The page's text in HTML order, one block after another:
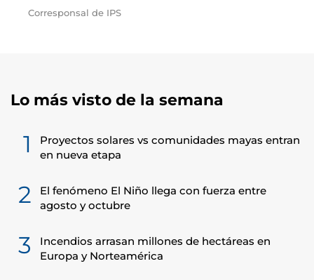
Corresponsal de IPS
Lo más visto de la semana
1
Proyectos solares vs comunidades mayas entran
en nueva etapa
2
El fenómeno El Niño llega con fuerza entre
agosto y octubre
3
Incendios arrasan millones de hectáreas en
Europa y Norteamérica